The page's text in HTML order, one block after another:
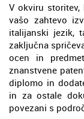
V okviru
vašo zahtevo
italijanski jezik,
zaključna
ocen in
znanstvene
diplomo in
in za ostale
povezani s